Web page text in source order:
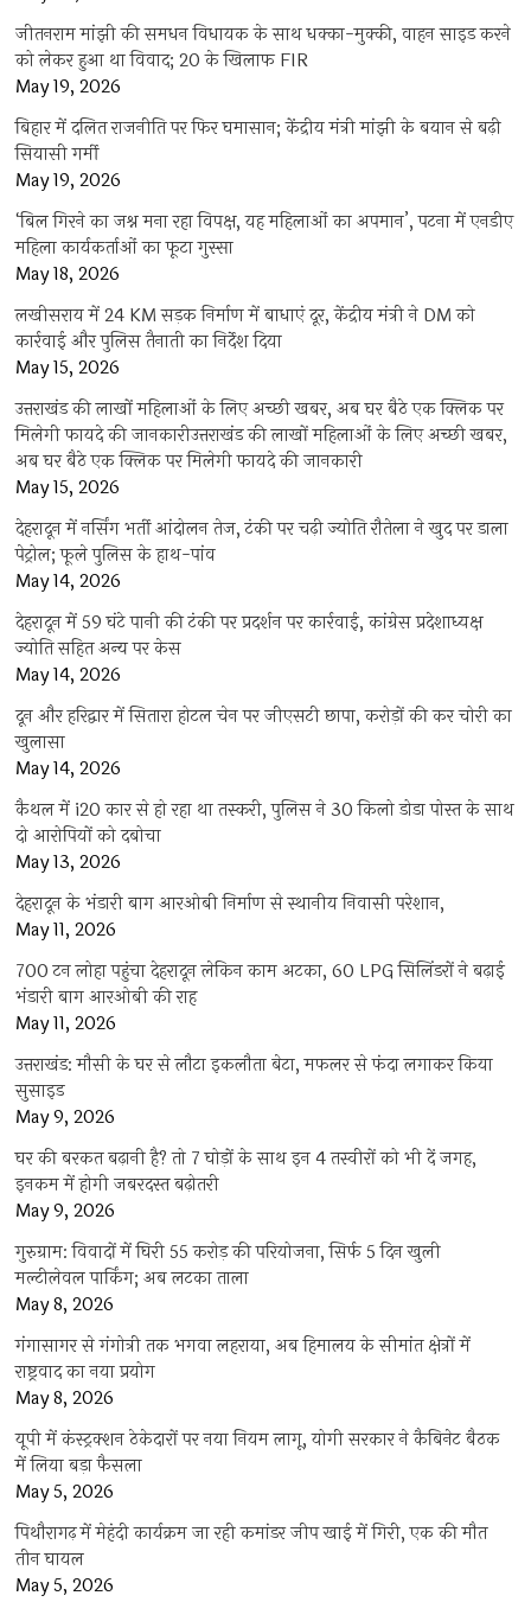
जीतनराम मांझी की समधन विधायक के साथ धक्का-मुक्की, वाहन साइड करने
को लेकर हुआ था विवाद; 20 के खिलाफ FIR
May 19, 2026
बिहार में दलित राजनीति पर फिर घमासान; केंद्रीय मंत्री मांझी के बयान से बढ़ी
सियासी गर्मी
May 19, 2026
‘बिल गिरने का जश्न मना रहा विपक्ष, यह महिलाओं का अपमान’, पटना में एनडीए
महिला कार्यकर्ताओं का फूटा गुस्सा
May 18, 2026
लखीसराय में 24 KM सड़क निर्माण में बाधाएं दूर, केंद्रीय मंत्री ने DM को
कार्रवाई और पुलिस तैनाती का निर्देश दिया
May 15, 2026
उत्तराखंड की लाखों महिलाओं के लिए अच्छी खबर, अब घर बैठे एक क्लिक पर
मिलेगी फायदे की जानकारीउत्तराखंड की लाखों महिलाओं के लिए अच्छी खबर,
अब घर बैठे एक क्लिक पर मिलेगी फायदे की जानकारी
May 15, 2026
देहरादून में नर्सिंग भर्ती आंदोलन तेज, टंकी पर चढ़ी ज्योति रौतेला ने खुद पर डाला
पेट्रोल; फूले पुलिस के हाथ-पांव
May 14, 2026
देहरादून में 59 घंटे पानी की टंकी पर प्रदर्शन पर कार्रवाई, कांग्रेस प्रदेशाध्यक्ष
ज्योति सहित अन्य पर केस
May 14, 2026
दून और हरिद्वार में सितारा होटल चेन पर जीएसटी छापा, करोड़ों की कर चोरी का
खुलासा
May 14, 2026
कैथल में i20 कार से हो रहा था तस्करी, पुलिस ने 30 किलो डोडा पोस्त के साथ
दो आरोपियों को दबोचा
May 13, 2026
देहरादून के भंडारी बाग आरओबी निर्माण से स्थानीय निवासी परेशान,
May 11, 2026
700 टन लोहा पहुंचा देहरादून लेकिन काम अटका, 60 LPG सिलिंडरों ने बढ़ाई
भंडारी बाग आरओबी की राह
May 11, 2026
उत्तराखंड: मौसी के घर से लौटा इकलौता बेटा, मफलर से फंदा लगाकर किया
सुसाइड
May 9, 2026
घर की बरकत बढ़ानी है? तो 7 घोड़ों के साथ इन 4 तस्वीरों को भी दें जगह,
इनकम में होगी जबरदस्त बढ़ोतरी
May 9, 2026
गुरुग्राम: विवादों में घिरी 55 करोड़ की परियोजना, सिर्फ 5 दिन खुली
मल्टीलेवल पार्किंग; अब लटका ताला
May 8, 2026
गंगासागर से गंगोत्री तक भगवा लहराया, अब हिमालय के सीमांत क्षेत्रों में
राष्ट्रवाद का नया प्रयोग
May 8, 2026
यूपी में कंस्ट्रक्शन ठेकेदारों पर नया नियम लागू, योगी सरकार ने कैबिनेट बैठक
में लिया बड़ा फैसला
May 5, 2026
पिथौरागढ़ में मेहंदी कार्यक्रम जा रही कमांडर जीप खाई में गिरी, एक की मौत
तीन घायल
May 5, 2026